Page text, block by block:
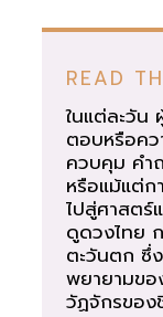
READ
ในแต่ละวัน
ตอบหรือคว
ควบคุม คำ
หรือแม้แต่ก
ไปสู่ศาสตร์
ดูดวงไทย
ตะวันตก ซึ่
พยายามขอ
วัฏจักรของ